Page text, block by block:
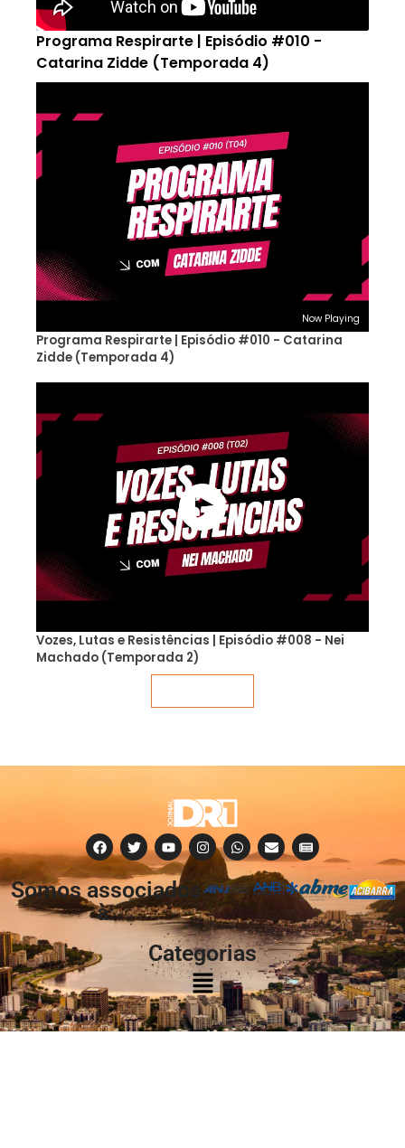
Programa Respirarte | Episódio #010 -
Catarina Zidde (Temporada 4)
Now Playing
Programa Respirarte | Episódio #010 - Catarina
Zidde (Temporada 4)
Vozes, Lutas e Resistências | Episódio #008 - Nei
Machado (Temporada 2)
Somos associados
à:
Categorias